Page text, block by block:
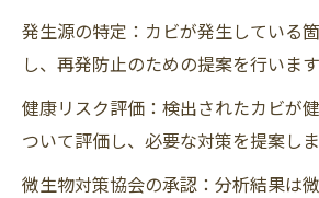
発生源の特定：カビが発生している
し、再発防止のための提案を行います
健康リスク評価：検出されたカビが
ついて評価し、必要な対策を提案しま
微生物対策協会の承認：分析結果は